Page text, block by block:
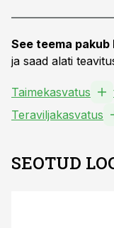
See teema pakub
ja saad alati
Taimekasvatus
Teraviljakasvatus
SEOTUD